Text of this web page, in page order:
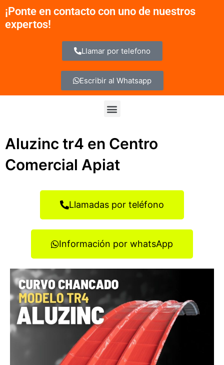
contenido
¡Ponte en contacto con uno de nuestros
expertos!
Llamar por telefono
Escribir al Whatsapp
Menu
Aluzinc tr4 en Centro
Comercial Apiat
Llamadas por teléfono
Información por whatsApp